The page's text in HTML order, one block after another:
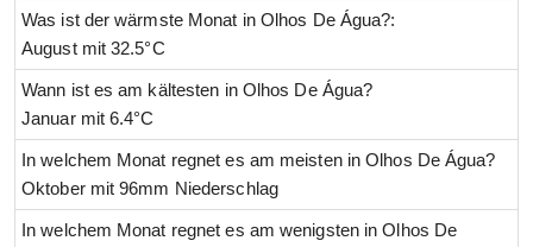
Was ist der wärmste Monat in Olhos De Água?:
August mit 32.5°C
Wann ist es am kältesten in Olhos De Água?
Januar mit 6.4°C
In welchem Monat regnet es am meisten in Olhos De Água?
Oktober mit 96mm Niederschlag
In welchem Monat regnet es am wenigsten in Olhos De